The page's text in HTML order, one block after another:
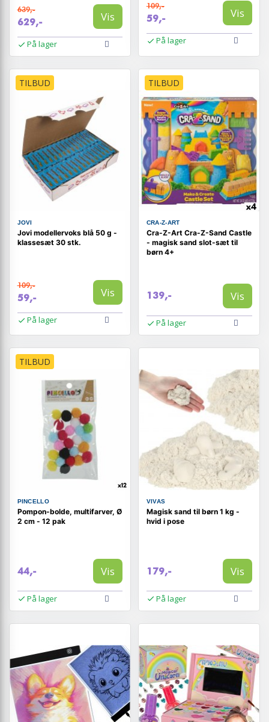
639,-
629,- Vis
På lager
109,-
59,- Vis
På lager
TILBUD
JOVI
Jovi modellervoks blå 50 g -
klassesæt 30 stk.
109,-
59,- Vis
På lager
TILBUD
CRA-Z-ART
Cra-Z-Art Cra-Z-Sand Castle
- magisk sand slot-sæt til
børn 4+
139,- Vis
På lager
TILBUD
PINCELLO
Pompon-bolde, multifarver, Ø
2 cm - 12 pak
44,- Vis
På lager
VIVAS
Magisk sand til børn 1 kg -
hvid i pose
179,- Vis
På lager